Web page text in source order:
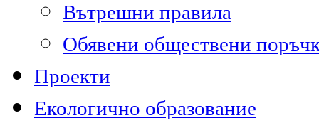
Вътрешни правила
Обявени обществени
Проекти
Екологично образование